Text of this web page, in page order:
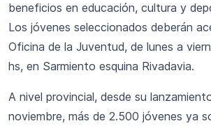
beneficios en educación, cultura y
Los jóvenes seleccionados deberán
Oficina de la Juventud, de lunes a
hs, en Sarmiento esquina Rivadavia.
A nivel provincial, desde su
noviembre, más de 2.500 jóvenes ya